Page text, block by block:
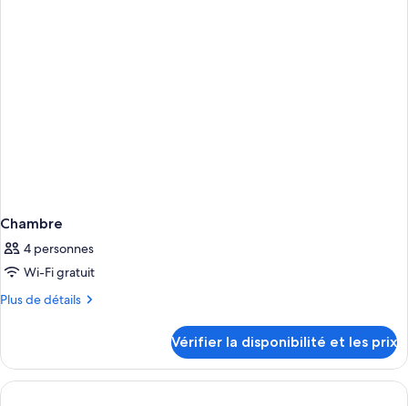
Chambre
4 personnes
Wi-Fi gratuit
Plus de détails
Plus
le
type
de
Vérifier la disponibilité et les prix